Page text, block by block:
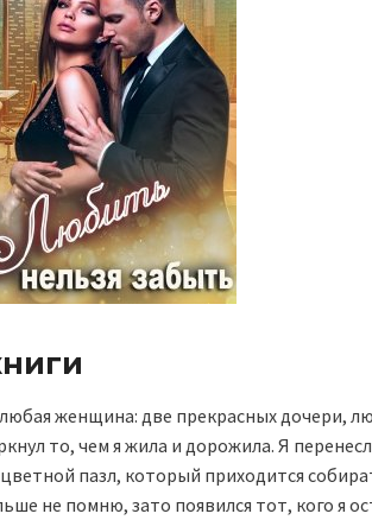
женщина: две прекрасных дочери,
то, чем я жила и дорожила. Я
пазл, который приходится
не помню, зато появился тот, кого я